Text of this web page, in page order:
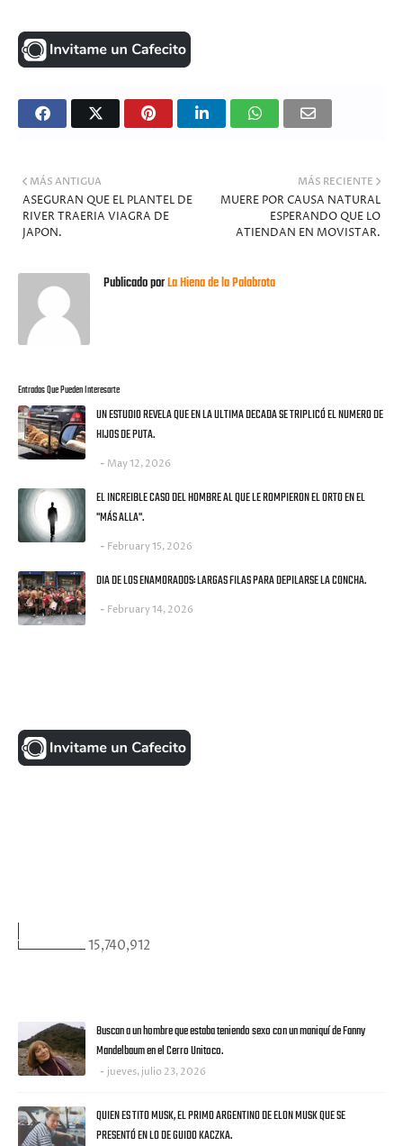
MÁS RECIENTE
MUERE POR CAUSA NATURAL
ESPERANDO QUE LO
ATIENDAN EN MOVISTAR.
MÁS ANTIGUA
ASEGURAN QUE EL PLANTEL DE
RIVER TRAERIA VIAGRA DE
JAPON.
Publicado porLa Hiena de la Palabrota
Entradas Que Pueden Interesarte
UN ESTUDIO REVELA QUE EN LA ULTIMA DECADA SE TRIPLICÓ EL NUMERO DE
HIJOS DE PUTA.
May 12, 2026
EL INCREIBLE CASO DEL HOMBRE AL QUE LE ROMPIERON EL ORTO EN EL
"MÁS ALLA".
February 15, 2026
DIA DE LOS ENAMORADOS: LARGAS FILAS PARA DEPILARSE LA CONCHA.
February 14, 2026
15,740,912
Buscan a un hombre que estaba teniendo sexo con un maniquí de Fanny
Mandelbaum en el Cerro Unitoco.
jueves, julio 23, 2026
QUIEN ES TITO MUSK, EL PRIMO ARGENTINO DE ELON MUSK QUE SE
PRESENTÓ EN LO DE GUIDO KACZKA.